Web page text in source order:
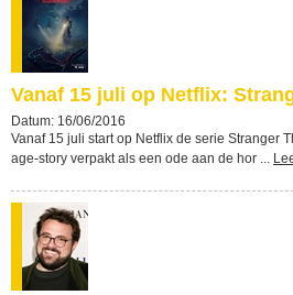
Vanaf 15 juli op Netflix:
Datum: 16/06/2016
Vanaf 15 juli start op Netflix de serie Stranger
age-story verpakt als een ode aan de hor ...